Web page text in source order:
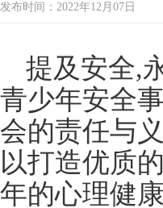
发布时间：2022年12月07日
提及安全,
青少年安全
会的责任与
以打造优质
年的心理健